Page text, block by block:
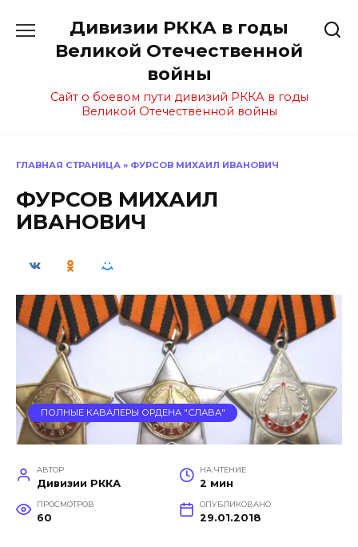
содержанию
Дивизии РККА в годы
Великой Отечественной
войны
Сайт о боевом пути дивизий РККА в годы
Великой Отечественной войны
ГЛАВНАЯ СТРАНИЦА » ФУРСОВ МИХАИЛ ИВАНОВИЧ
ФУРСОВ МИХАИЛ
ИВАНОВИЧ
ПОЛНЫЕ КАВАЛЕРЫ ОРДЕНА "СЛАВА"
АВТОР
Дивизии РККА
НА ЧТЕНИЕ
2 мин
ПРОСМОТРОВ
60
ОПУБЛИКОВАНО
29.01.2018